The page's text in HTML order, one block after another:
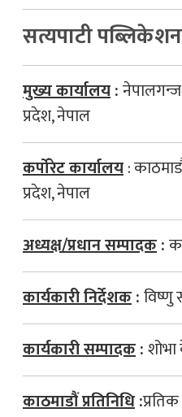
सत्यपाटी पब्लिकेशन
मुख्य कार्यालय:
प्रदेश, नेपाल
कर्पोरेट कार्यालय:
प्रदेश, नेपाल
अध्यक्ष/प्रधान सम्पादक:
कार्यकारी निर्देशक:विष्णु
कार्यकारी सम्पादक:
काठमाडौं प्रतिनिधि: